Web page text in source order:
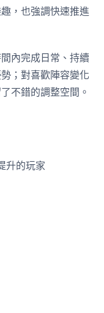
，也強調快速推進
內完成日常、持續
；對喜歡陣容變化
不錯的調整空間。
升的玩家